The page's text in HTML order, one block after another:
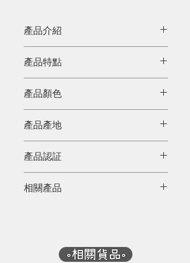
產品介紹
再造紙巾的原料是廢紙，與造紙廠
合作能確保我們回收廢紙的出路，
穩固回收產業鏈，減低廢紙市場波
動而減少回收量。
當然，生產一噸再生紙比原木漿紙
環保 (Source: The Environmental
Paper Network)：
減少33%用電量
減少37%碳排放
產品特點
產品顏色
產品產地
產品認証
相關產品